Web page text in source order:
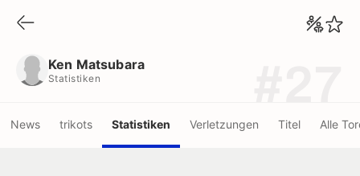
Ken Matsubara
Statistiken
News trikots Statistiken Verletzungen Titel Alle